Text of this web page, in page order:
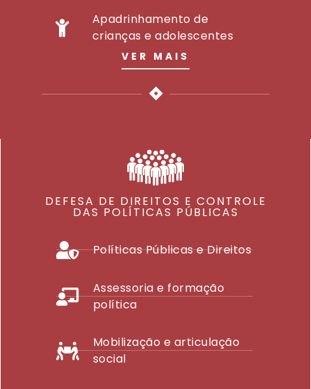
Apadrinhamento de
crianças e adolescentes
VER MAIS
DEFESA DE DIREITOS E CONTROLE
DAS POLÍTICAS PÚBLICAS
Políticas Públicas e Direitos
Assessoria e formação
política
Mobilização e articulação
social